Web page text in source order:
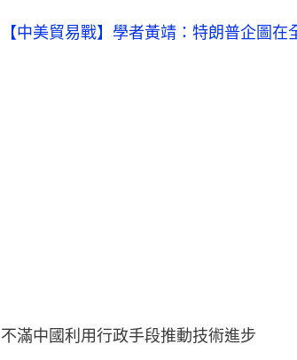
【中美貿易戰】學者黃靖：特朗普企圖在
不滿中國利用行政手段推動技術進步